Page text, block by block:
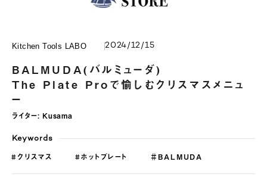
Kitchen Tools LABO 2024/12/15
BALMUDA(バルミューダ)
The Plate Proで愉しむクリスマスメニュ
ー
ライター: Kusama
Keywords
#クリスマス #ホットプレート ＃BALMUDA